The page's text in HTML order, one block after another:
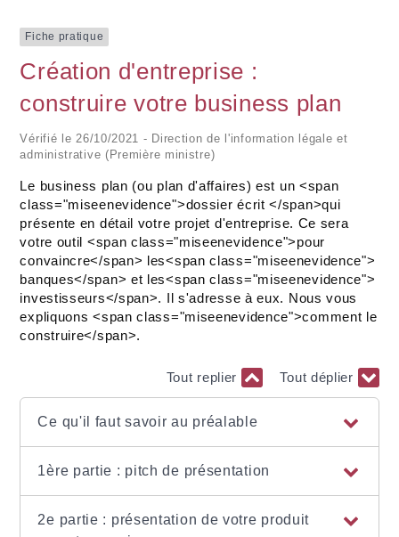
Fiche pratique
Création d'entreprise :
construire votre business plan
Vérifié le 26/10/2021 - Direction de l'information légale et
administrative (Première ministre)
Le business plan (ou plan d'affaires) est un <span
class="miseenevidence">dossier écrit </span>qui
présente en détail votre projet d'entreprise. Ce sera
votre outil <span class="miseenevidence">pour
convaincre</span> les<span class="miseenevidence">
banques</span> et les<span class="miseenevidence">
investisseurs</span>. Il s'adresse à eux. Nous vous
expliquons <span class="miseenevidence">comment le
construire</span>.
Tout replier Tout déplier
Ce qu'il faut savoir au préalable
1ère partie : pitch de présentation
2e partie : présentation de votre produit